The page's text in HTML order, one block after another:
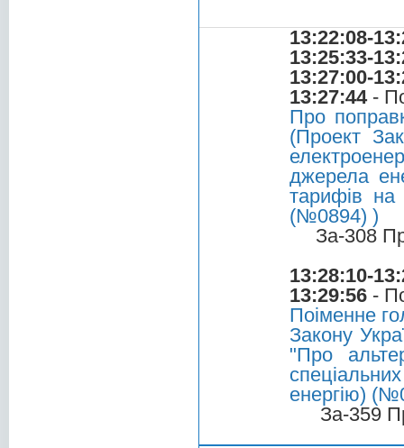
13:22:08-
13:25:33-
13:27:00-
13:27:44-
Про
(Проект
джерела
тарифів на
(№0894) )
За-308
13:28:10-
13:29:56 -
Поіменне
Закону
"Про
енергію)
За-359